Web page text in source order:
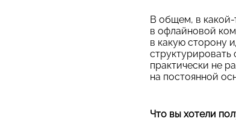
В общем, в какой-
в офлайновой
в какую сторону
структурировать
практически не
на постоянной
Что вы хотели